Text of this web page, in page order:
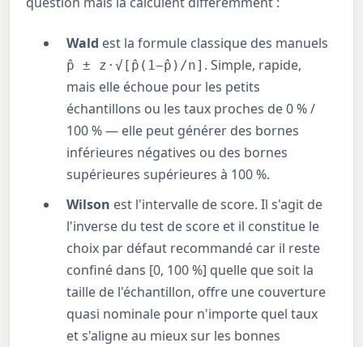
Wald est la formule classique des manuels
p̂ ± z·√[p̂(1−p̂)/n] . Simple, rapide,
mais elle échoue pour les petits
échantillons ou les taux proches de 0 % /
100 % — elle peut générer des bornes
inférieures négatives ou des bornes
supérieures supérieures à 100 %.
Wilson est l'intervalle de score. Il s'agit de
l'inverse du test de score et il constitue le
choix par défaut recommandé car il reste
confiné dans [0, 100 %] quelle que soit la
taille de l'échantillon, offre une couverture
quasi nominale pour n'importe quel taux
et s'aligne au mieux sur les bonnes